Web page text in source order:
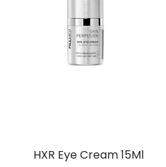
HXR Eye Cream 15Ml